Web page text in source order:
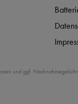
und ggf.